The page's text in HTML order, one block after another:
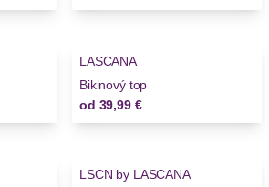
LASCANA
Bikinový top
od 39,99 €
LSCN by LASCANA